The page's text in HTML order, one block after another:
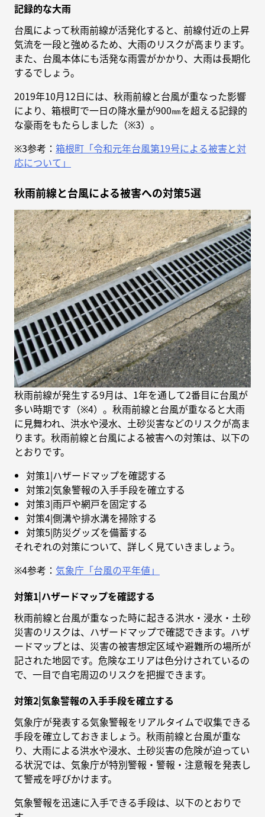
記録的な大雨
台風によって秋雨前線が活発化すると、前線付近の上昇
気流を一段と強めるため、大雨のリスクが高まります。
また、台風本体にも活発な雨雲がかかり、大雨は長期化
するでしょう。
2019年10月12日には、秋雨前線と台風が重なった影響
により、箱根町で一日の降水量が900㎜を超える記録的
な豪雨をもたらしました（※3）。
※3参考： 箱根町「令和元年台風第19号による被害と対
応について」
秋雨前線と台風による被害への対策5選
秋雨前線が発生する9月は、1年を通して2番目に台風が
多い時期です（※4）。秋雨前線と台風が重なると大雨
に見舞われ、洪水や浸水、土砂災害などのリスクが高ま
ります。秋雨前線と台風による被害への対策は、以下の
とおりです。
対策1|ハザードマップを確認する
対策2|気象警報の入手手段を確立する
対策3|雨戸や網戸を固定する
対策4|側溝や排水溝を掃除する
対策5|防災グッズを備蓄する
それぞれの対策について、詳しく見ていきましょう。
※4参考： 気象庁「台風の平年値」
対策1|ハザードマップを確認する
秋雨前線と台風が重なった時に起きる洪水・浸水・土砂
災害のリスクは、ハザードマップで確認できます。ハザ
ードマップとは、災害の被害想定区域や避難所の場所が
記された地図です。危険なエリアは色分けされているの
で、一目で自宅周辺のリスクを把握できます。
対策2|気象警報の入手手段を確立する
気象庁が発表する気象警報をリアルタイムで収集できる
手段を確立しておきましょう。秋雨前線と台風が重な
り、大雨による洪水や浸水、土砂災害の危険が迫ってい
る状況では、気象庁が特別警報・警報・注意報を発表し
て警戒を呼びかけます。
気象警報を迅速に入手できる手段は、以下のとおりで